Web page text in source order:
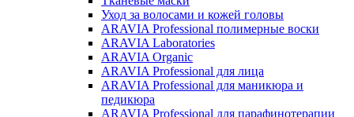
Уход за волосами и кожей головы
ARAVIA Professional полимерные воски
ARAVIA Laboratories
ARAVIA Organic
ARAVIA Professional для лица
ARAVIA Professional для маникюра и
педикюра
ARAVIA Professional для парафинотерапии